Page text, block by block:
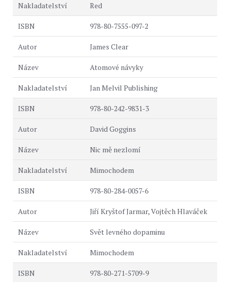
Red
978-80-7555-097-2
James Clear
Atomové návyky
Jan Melvil Publishing
978-80-242-9831-3
David Goggins
Nic mě nezlomí
Mimochodem
978-80-284-0057-6
Jiří Kryštof Jarmar, Vojtěch Hlaváček
Svět levného dopaminu
Mimochodem
978-80-271-5709-9